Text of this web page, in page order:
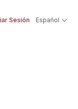
Sesión Español